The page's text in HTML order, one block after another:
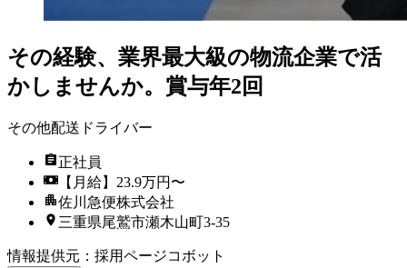
その経験、業界最大級の物流企業で活
かしませんか。賞与年2回
その他配送ドライバー
正社員
【月給】23.9万円〜
佐川急便株式会社
三重県尾鷲市瀬木山町3-35
情報提供元 ： 採用ページコボット